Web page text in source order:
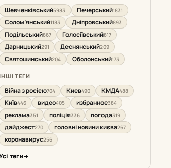
Шевченківський5983 Печерський1831
Солом’янський1183 Дніпровський893
Подільський867 Голосіївський817
Дарницький291 Деснянський209
Святошинський204 Оболонський173
ІНШІ ТЕГИ
Війна з росією704 Киев490 КМДА488
Київ446 видео405 избранное384
реклама351 поліція336 погода319
дайджест270 головні новини києва267
коронавирус256
теги